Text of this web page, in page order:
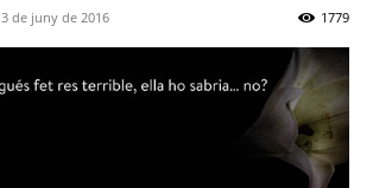
3 de juny de 2016 1779